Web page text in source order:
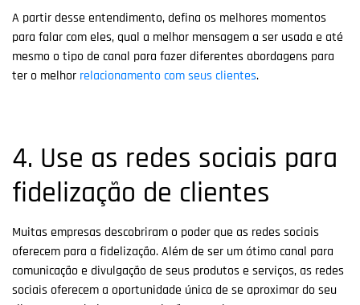
A partir desse entendimento, defina os melhores momentos
para falar com eles, qual a melhor mensagem a ser usada e até
mesmo o tipo de canal para fazer diferentes abordagens para
ter o melhor relacionamento com seus clientes.
4. Use as redes sociais para
fidelização de clientes
Muitas empresas descobriram o poder que as redes sociais
oferecem para a fidelização. Além de ser um ótimo canal para
comunicação e divulgação de seus produtos e serviços, as redes
sociais oferecem a oportunidade única de se aproximar do seu